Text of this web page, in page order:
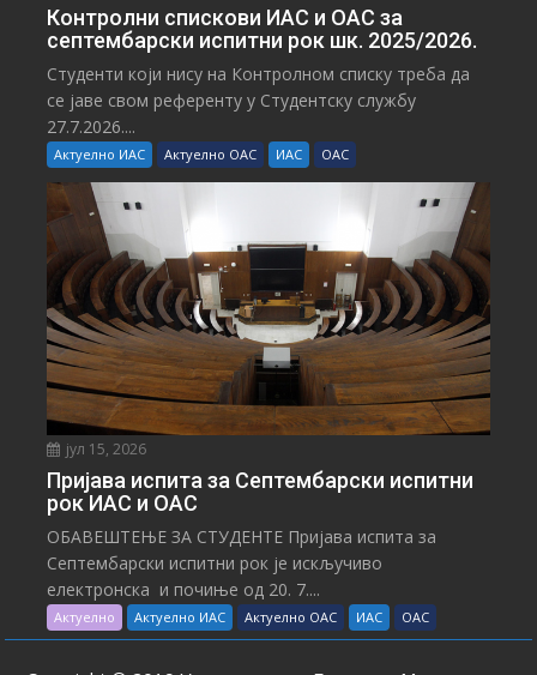
Контролни спискови ИАС и ОАС за
септембарски испитни рок шк. 2025/2026.
Студенти који нису на Контролном списку треба да
се јаве свом референту у Студентску службу
27.7.2026....
Актуелно ИАС Актуелно ОАС ИАС ОАС
јул 15, 2026
Пријава испита за Септембарски испитни
рок ИАС и ОАС
ОБАВЕШТЕЊЕ ЗА СТУДЕНТЕ Пријава испита за
Септембарски испитни рок је искључиво
електронска и почиње од 20. 7....
Актуелно Актуелно ИАС Актуелно ОАС ИАС ОАС